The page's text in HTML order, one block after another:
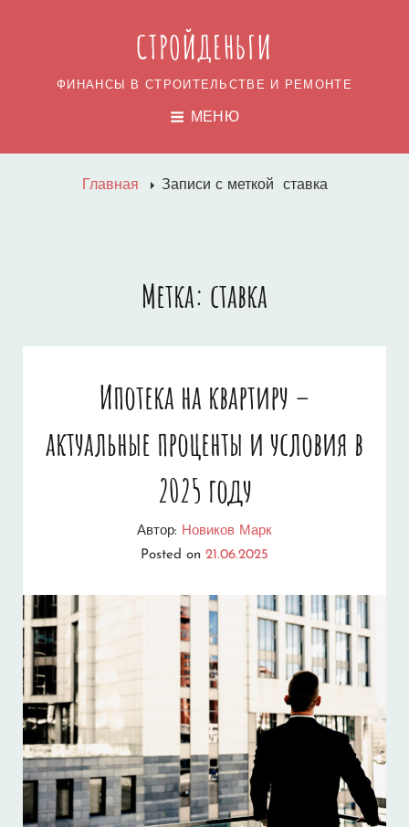
СТРОЙДЕНЬГИ
ФИНАНСЫ В СТРОИТЕЛЬСТВЕ И РЕМОНТЕ
МЕНЮ
Главная Записи с меткой ставка
Метка: ставка
Ипотека на квартиру –
актуальные проценты и условия в
2025 году
Автор: Новиков Марк
Posted on 21.06.2025